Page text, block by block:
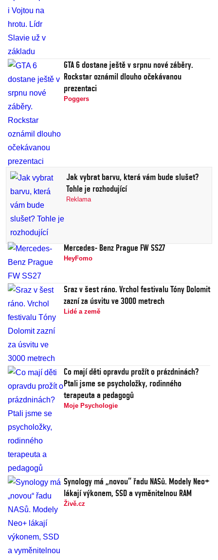
GTA 6 dostane ještě v srpnu nové záběry.
Rockstar oznámil dlouho očekávanou
prezentaci
Poggers
Jak vybrat barvu, která vám bude slušet?
Tohle je rozhodující
Reklama
Mercedes- Benz Prague FW SS27
HeyFomo
Sraz v šest ráno. Vrchol festivalu Tóny Dolomit
zazní za úsvitu ve 3000 metrech
Lidé a země
Co mají děti opravdu prožít o prázdninách?
Ptali jsme se psycholožky, rodinného
terapeuta a pedagogů
Moje Psychologie
Synology má „novou“ řadu NASů. Modely Neo+
lákají výkonem, SSD a vyměnitelnou RAM
Živě.cz